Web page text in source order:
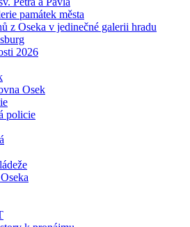
památek města
z Oseka v jedinečné galerii hradu
2026
Osek
policie